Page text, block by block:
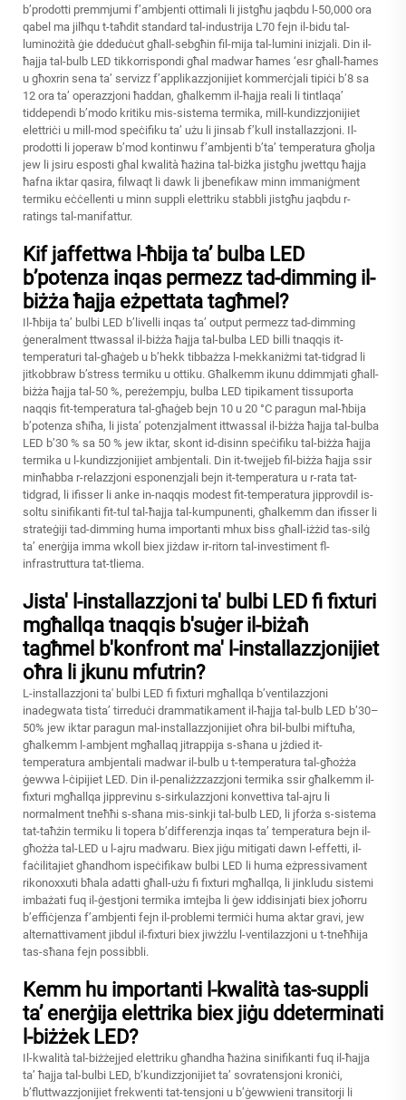
b’prodotti premmjumi f’ambjenti ottimali li jistgħu jaqbdu l-50,000 ora
qabel ma jilħqu t-taħdit standard tal-industrija L70 fejn il-bidu tal-
luminożità ġie ddeduċut għall-sebgħin fil-mija tal-lumini inizjali. Din il-
ħajja tal-bulb LED tikkorrispondi għal madwar ħames ‘esr għall-ħames
u għoxrin sena ta’ servizz f’applikazzjonijiet kommerċjali tipiċi b’8 sa
12 ora ta’ operazzjoni ħaddan, għalkemm il-ħajja reali li tintlaqa’
tiddependi b’modo kritiku mis-sistema termika, mill-kundizzjonijiet
elettriċi u mill-mod speċifiku ta’ użu li jinsab f’kull installazzjoni. Il-
prodotti li joperaw b’mod kontinwu f’ambjenti b’ta’ temperatura għolja
jew li jsiru esposti għal kwalità ħażina tal-biżka jistgħu jwettqu ħajja
ħafna iktar qasira, filwaqt li dawk li jbenefikaw minn immaniġment
termiku eċċellenti u minn suppli elettriku stabbli jistgħu jaqbdu r-
ratings tal-manifattur.
Kif jaffettwa l-ħbija ta’ bulba LED
b’potenza inqas permezz tad-dimming il-
biżża ħajja eżpettata tagħmel?
Il-ħbija ta’ bulbi LED b’livelli inqas ta’ output permezz tad-dimming
ġeneralment ttwassal il-biżża ħajja tal-bulba LED billi tnaqqis it-
temperaturi tal-għaġeb u b’hekk tibbażza l-mekkaniżmi tat-tidgrad li
jitkobbraw b’stress termiku u ottiku. Għalkemm ikunu ddimmjati għall-
biżża ħajja tal-50 %, pereżempju, bulba LED tipikament tissuporta
naqqis fit-temperatura tal-għaġeb bejn 10 u 20 °C paragun mal-ħbija
b’potenza sħiħa, li jista’ potenzjalment ittwassal il-biżża ħajja tal-bulba
LED b’30 % sa 50 % jew iktar, skont id-disinn speċifiku tal-biżża ħajja
termika u l-kundizzjonijiet ambjentali. Din it-twejjeb fil-biżża ħajja ssir
minħabba r-relazzjoni esponenzjali bejn it-temperatura u r-rata tat-
tidgrad, li ifisser li anke in-naqqis modest fit-temperatura jipprovdil is-
soltu sinifikanti fit-tul tal-ħajja tal-kumpunenti, għalkemm dan ifisser li
strateġiji tad-dimming huma importanti mhux biss għall-iżżid tas-silġ
ta’ enerġija imma wkoll biex jiżdaw ir-ritorn tal-investiment fl-
infrastruttura tat-tliema.
Jista' l-installazzjoni ta' bulbi LED fi fixturi
mgħallqa tnaqqis b'suġer il-biżaħ
tagħmel b'konfront ma' l-installazzjonijiet
oħra li jkunu mfutrin?
L-installazzjoni ta' bulbi LED fi fixturi mgħallqa b’ventilazzjoni
inadegwata tista’ tirreduċi drammatikament il-ħajja tal-bulb LED b’30–
50% jew iktar paragun mal-installazzjonijiet oħra bil-bulbi miftuħa,
għalkemm l-ambjent mgħallaq jitrappija s-sħana u jżdied it-
temperatura ambjentali madwar il-bulb u t-temperatura tal-għożża
ġewwa l-ċipijiet LED. Din il-penaliżzzazzjoni termika ssir għalkemm il-
fixturi mgħallqa jipprevinu s-sirkulazzjoni konvettiva tal-ajru li
normalment tneħħi s-sħana mis-sinkji tal-bulb LED, li jforża s-sistema
tat-taħżin termiku li topera b’differenzja inqas ta’ temperatura bejn il-
għożża tal-LED u l-ajru madwaru. Biex jiġu mitigati dawn l-effetti, il-
faċilitajiet għandhom ispeċifikaw bulbi LED li huma eżpressivament
rikonoxxuti bħala adatti għall-użu fi fixturi mgħallqa, li jinkludu sistemi
imbażati fuq il-ġestjoni termika imtejba li ġew iddisinjati biex joħorru
b’effiċjenza f’ambjenti fejn il-problemi termiċi huma aktar gravi, jew
alternattivament jibdul il-fixturi biex jiwżżlu l-ventilazzjoni u t-tneħħija
tas-sħana fejn possibbli.
Kemm hu importanti l-kwalità tas-suppli
ta’ enerġija elettrika biex jiġu ddeterminati
l-biżżek LED?
Il-kwalità tal-biżżejjed elettriku għandha ħażina sinifikanti fuq il-ħajja
ta’ ħajja tal-bulbi LED, b’kundizzjonijiet ta’ sovratensjoni kroniċi,
b’fluttwazzjonijiet frekwenti tat-tensjoni u b’ġewwieni transitorji li